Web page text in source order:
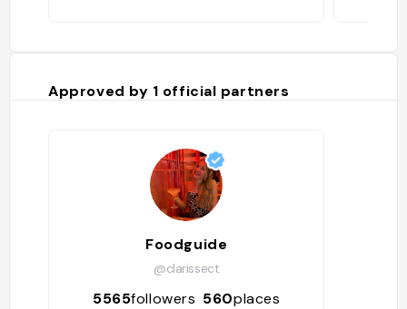
Approved by 1 official partners
Foodguide
@clarissect
5565followers 560places